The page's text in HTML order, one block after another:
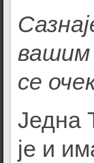
вашим
се
Једна
је и